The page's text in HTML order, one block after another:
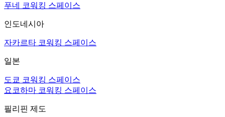
푸네 코워킹 스페이스
인도네시아
자카르타 코워킹 스페이스
일본
도쿄 코워킹 스페이스
요코하마 코워킹 스페이스
필리핀 제도